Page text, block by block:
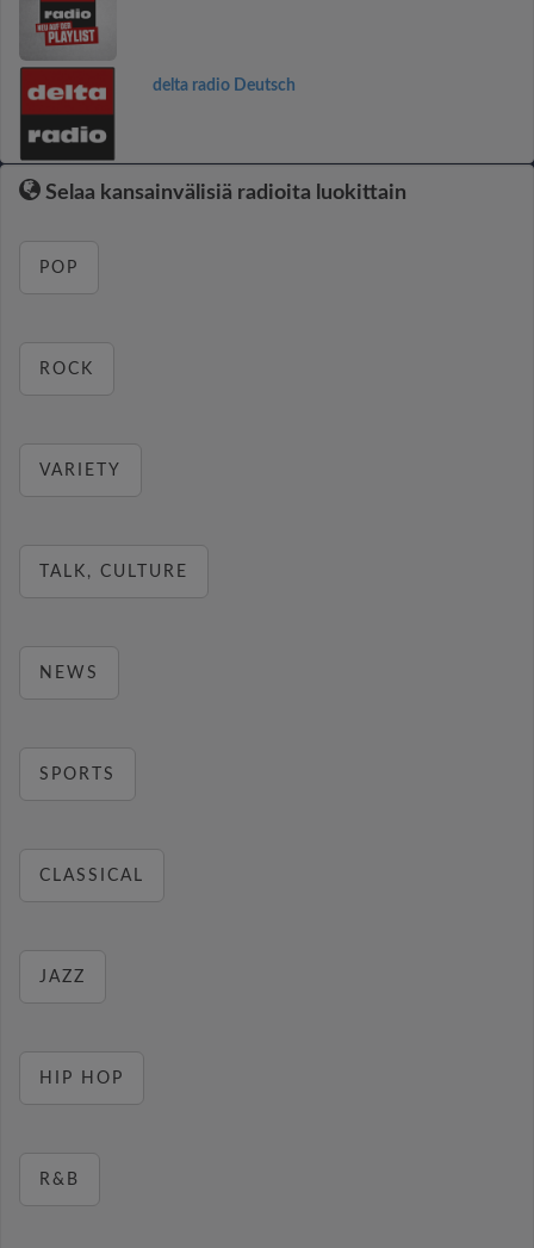
delta radio Deutsch
Selaa kansainvälisiä radioita luokittain
POP
ROCK
VARIETY
TALK, CULTURE
NEWS
SPORTS
CLASSICAL
JAZZ
HIP HOP
R&B